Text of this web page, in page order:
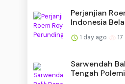
Perjanjian
Indonesia
1 day ago 17
Sarwendah
Tengah